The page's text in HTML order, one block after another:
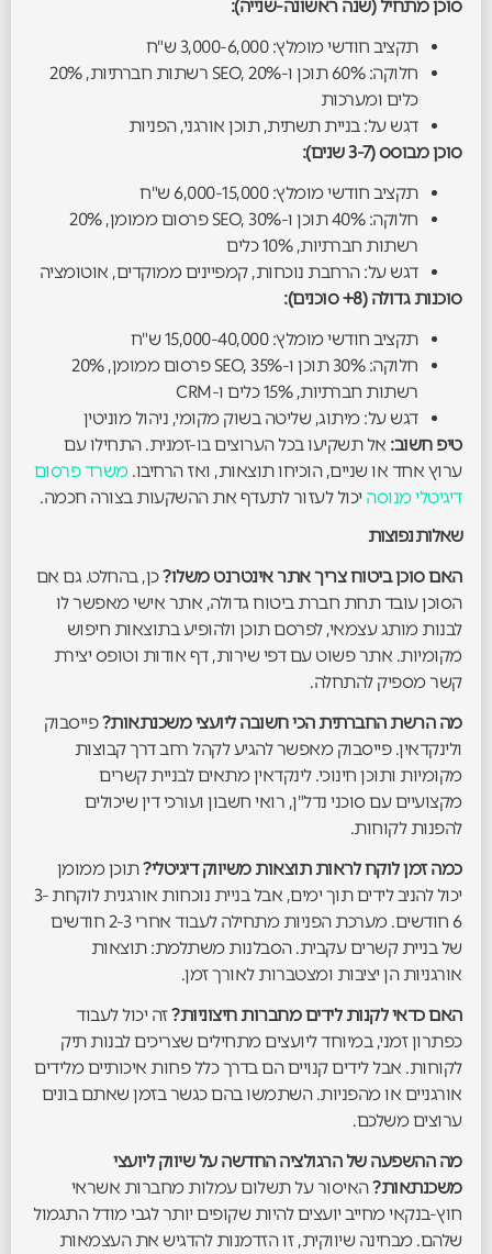
סוכן מתחיל (שנה ראשונה-שנייה):
תקציב חודשי מומלץ: 3,000-6,000 ש"ח
חלוקה: 60% תוכן ו-SEO, 20% רשתות חברתיות, 20%
כלים ומערכות
דגש על: בניית תשתית, תוכן אורגני, הפניות
סוכן מבוסס (3-7 שנים):
תקציב חודשי מומלץ: 6,000-15,000 ש"ח
חלוקה: 40% תוכן ו-SEO, 30% פרסום ממומן, 20%
רשתות חברתיות, 10% כלים
דגש על: הרחבת נוכחות, קמפיינים ממוקדים, אוטומציה
סוכנות גדולה (8+ סוכנים):
תקציב חודשי מומלץ: 15,000-40,000 ש"ח
חלוקה: 30% תוכן ו-SEO, 35% פרסום ממומן, 20%
רשתות חברתיות, 15% כלים ו-CRM
דגש על: מיתוג, שליטה בשוק מקומי, ניהול מוניטין
טיפ חשוב: אל תשקיעו בכל הערוצים בו-זמנית. התחילו עם
ערוץ אחד או שניים, הוכיחו תוצאות, ואז הרחיבו.משרד פרסום
דיגיטלי מנוסה יכול לעזור לתעדף את ההשקעות בצורה חכמה.
שאלות נפוצות
האם סוכן ביטוח צריך אתר אינטרנט משלו?כן, בהחלט. גם אם
הסוכן עובד תחת חברת ביטוח גדולה, אתר אישי מאפשר לו
לבנות מותג עצמאי, לפרסם תוכן ולהופיע בתוצאות חיפוש
מקומיות. אתר פשוט עם דפי שירות, דף אודות וטופס יצירת
קשר מספיק להתחלה.
מה הרשת החברתית הכי חשובה ליועצי משכנתאות?פייסבוק
ולינקדאין. פייסבוק מאפשר להגיע לקהל רחב דרך קבוצות
מקומיות ותוכן חינוכי. לינקדאין מתאים לבניית קשרים
מקצועיים עם סוכני נדל"ן, רואי חשבון ועורכי דין שיכולים
להפנות לקוחות.
כמה זמן לוקח לראות תוצאות משיווק דיגיטלי?תוכן ממומן
יכול להניב לידים תוך ימים, אבל בניית נוכחות אורגנית לוקחת 3-
6 חודשים. מערכת הפניות מתחילה לעבוד אחרי 2-3 חודשים
של בניית קשרים עקבית. הסבלנות משתלמת: תוצאות
אורגניות הן יציבות ומצטברות לאורך זמן.
האם כדאי לקנות לידים מחברות חיצוניות?זה יכול לעבוד
כפתרון זמני, במיוחד ליועצים מתחילים שצריכים לבנות תיק
לקוחות. אבל לידים קנויים הם בדרך כלל פחות איכותיים מלידים
אורגניים או מהפניות. השתמשו בהם כגשר בזמן שאתם בונים
ערוצים משלכם.
מה ההשפעה של הרגולציה החדשה על שיווק ליועצי
משכנתאות?האיסור על תשלום עמלות מחברות אשראי
חוץ-בנקאי מחייב יועצים להיות שקופים יותר לגבי מודל התגמול
שלהם. מבחינה שיווקית, זו הזדמנות להדגיש את העצמאות